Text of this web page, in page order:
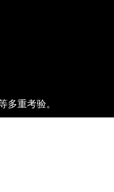
重考验。